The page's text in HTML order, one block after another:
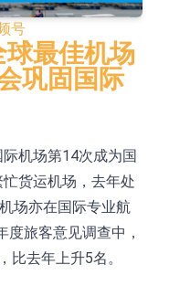
涨20.01%
海运国际(香港)有
资对价的支付
于半导体国产替代提
产 公司泛半导体全
好
幅榜前十，智傲控
，中国智能健
幅榜前十，帝国科
涨+140.00%，
涨+77.54%
电池主题交易型开
基金8月12日上市
停牌
(02249.HK)获调入
名单
标哔哩哔哩上海滨
号
最佳机场
巩固国际
机场第14次成为国
货运机场，去年处
场亦在国际专业航
旅客意见调查中，
比去年上升5名。